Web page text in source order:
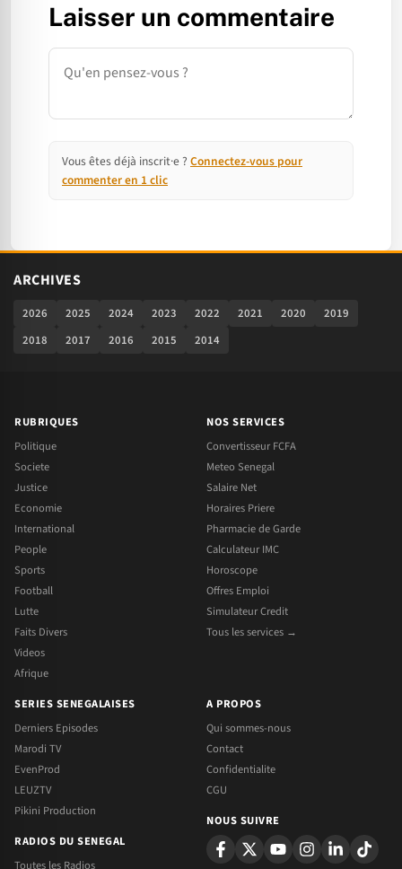
Laisser un commentaire
Commentaire
Vous êtes déjà inscrit·e ? Connectez-vous pour
commenter en 1 clic
ARCHIVES
2026 2025 2024 2023 2022 2021 2020
2019
2018
2017 2016 2015 2014
RUBRIQUES
Politique
Societe
Justice
Economie
International
People
Sports
Football
Lutte
Faits Divers
Videos
Afrique
NOS SERVICES
Convertisseur FCFA
Meteo Senegal
Salaire Net
Horaires Priere
Pharmacie de Garde
Calculateur IMC
Horoscope
Offres Emploi
Simulateur Credit
Tous les services →
SERIES SENEGALAISES
Derniers Episodes
Marodi TV
EvenProd
LEUZTV
Pikini Production
RADIOS DU SENEGAL
Toutes les Radios
A PROPOS
Qui sommes-nous
Contact
Confidentialite
CGU
NOUS SUIVRE